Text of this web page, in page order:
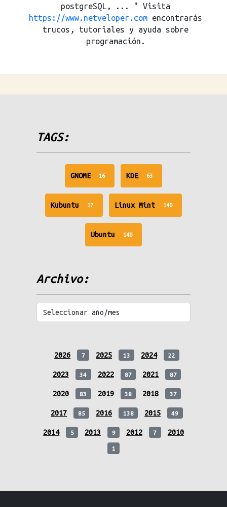
postgreSQL, ... " Visita
https://www.netveloper.com encontrarás
trucos, tutoriales y ayuda sobre
programación.
TAGS:
GNOME 16
unread
messages
KDE 63
messages
Kubuntu 17
unread
messages
Linux Mint 140
messages
Ubuntu 140
messages
Archivo:
2026 7 2025 13 2024 22
2023 34 2022 87 2021 87
2020 83 2019 38 2018 37
2017 85 2016 138 2015 49
2014 5 2013 9 2012 7 2010
1